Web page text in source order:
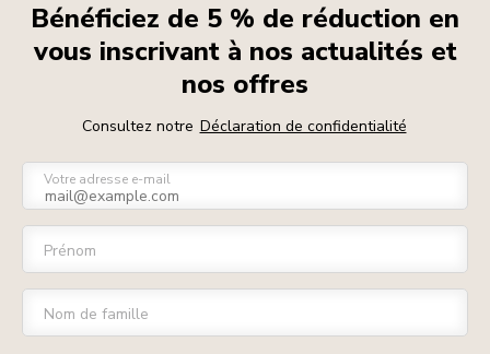
Bénéficiez de 5 % de réduction en
vous inscrivant à nos actualités et
nos offres
Consultez notre Déclaration de confidentialité
Votre adresse e-mail
Prénom
Nom de famille